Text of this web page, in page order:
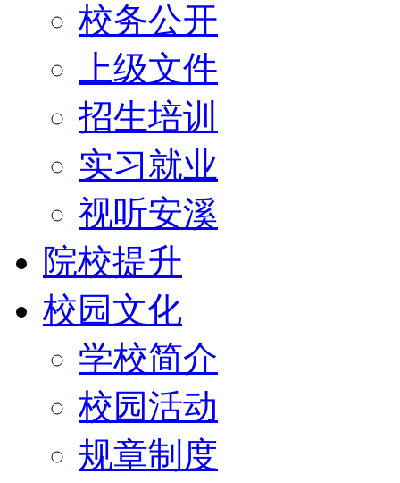
校务公开
上级文件
招生培训
实习就业
视听安溪
院校提升
校园文化
学校简介
校园活动
规章制度